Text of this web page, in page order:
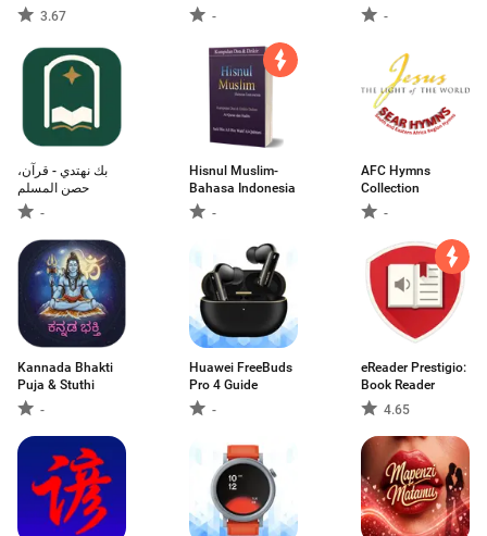
3.67
-
-
بك نهتدي - قرآن،
حصن المسلم
-
Hisnul Muslim-
Bahasa Indonesia
-
AFC Hymns
Collection
-
Kannada Bhakti
Puja & Stuthi
-
Huawei FreeBuds
Pro 4 Guide
-
eReader Prestigio:
Book Reader
4.65